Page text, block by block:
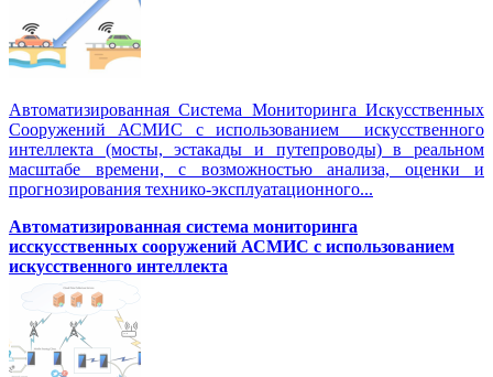
Автоматизированная Система Мониторинга Искусственных
Сооружений АСМИС с использованием искусственного
интеллекта (мосты, эстакады и путепроводы) в реальном
масштабе времени, с возможностью анализа, оценки и
прогнозирования технико-эксплуатационного...
Автоматизированная система мониторинга
исскусственных сооружений АСМИС с использованием
искусственного интеллекта